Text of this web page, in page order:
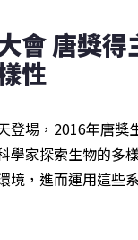
會 唐獎得
性
登場，2016年唐獎
學家探索生物的多
境，進而運用這些